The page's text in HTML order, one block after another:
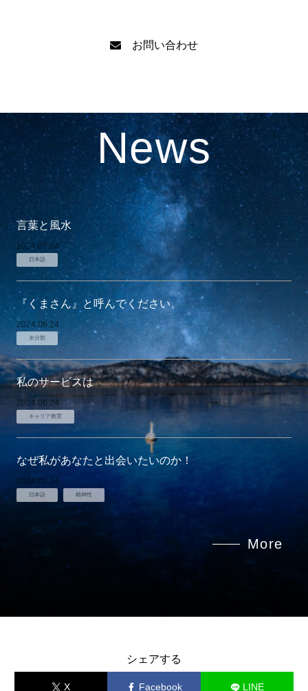
お問い合わせ
News
言葉と風水
2024.07.04
日本語
『くまさん』と呼んでください。
2024.06.24
未分類
私のサービスは
2024.06.24
キャリア教育
なぜ私があなたと出会いたいのか！
2024.06.24
日本語 精神性
More
シェアする
X Facebook LINE